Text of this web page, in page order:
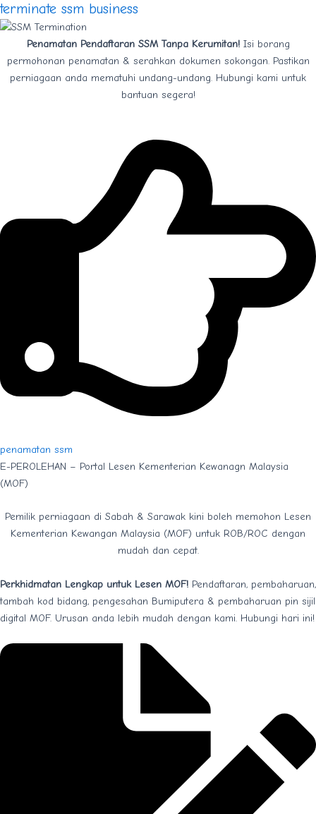
terminate ssm business
Penamatan Pendaftaran SSM Tanpa Kerumitan!Isi borang
permohonan penamatan & serahkan dokumen sokongan. Pastikan
perniagaan anda mematuhi undang-undang. Hubungi kami untuk
bantuan segera!
penamatan ssm
E-PEROLEHAN – Portal Lesen Kementerian Kewanagn Malaysia
(MOF)
Pemilik perniagaan di Sabah & Sarawak kini boleh memohon Lesen
Kementerian Kewangan Malaysia (MOF) untuk ROB/ROC dengan
mudah dan cepat.
Perkhidmatan Lengkap untuk Lesen MOF! Pendaftaran, pembaharuan,
tambah kod bidang, pengesahan Bumiputera & pembaharuan pin sijil
digital MOF. Urusan anda lebih mudah dengan kami. Hubungi hari ini!